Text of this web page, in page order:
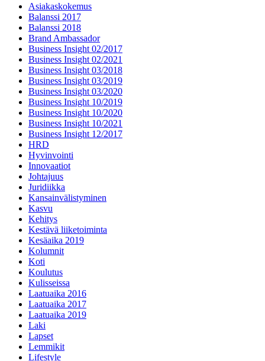
Asiakaskokemus
Balanssi 2017
Balanssi 2018
Brand Ambassador
Business Insight 02/2017
Business Insight 02/2021
Business Insight 03/2018
Business Insight 03/2019
Business Insight 03/2020
Business Insight 10/2019
Business Insight 10/2020
Business Insight 10/2021
Business Insight 12/2017
HRD
Hyvinvointi
Innovaatiot
Johtajuus
Juridiikka
Kansainvälistyminen
Kasvu
Kehitys
Kestävä liiketoiminta
Kesäaika 2019
Kolumnit
Koti
Koulutus
Kulisseissa
Laatuaika 2016
Laatuaika 2017
Laatuaika 2019
Laki
Lapset
Lemmikit
Lifestyle